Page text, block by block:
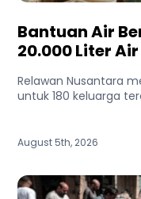
Bantuan Air
20.000 Liter
Relawan Nusantara
untuk 180 keluarga
August 5th, 2026